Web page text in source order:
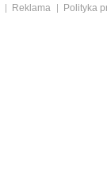
Reklama
Polityka